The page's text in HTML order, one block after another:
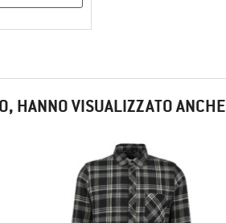
HANNO VISUALIZZATO ANCHE